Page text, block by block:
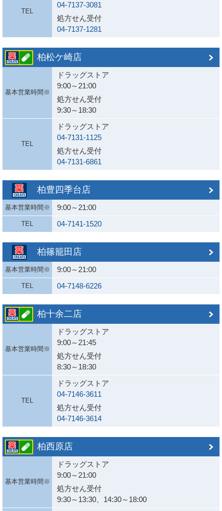
TEL
04-7137-3081
処方せん受付
04-7137-1281
柏松ケ崎店
基本営業時間※
ドラッグストア
9:00～21:00
処方せん受付
9:30～18:30
TEL
ドラッグストア
04-7131-1125
処方せん受付
04-7131-6861
柏豊四季台店
基本営業時間※ 9:00～21:00
TEL 04-7141-1520
柏篠籠田店
基本営業時間※ 9:00～21:00
TEL 04-7148-6226
柏十余二店
基本営業時間※
ドラッグストア
9:00～21:45
処方せん受付
8:30～18:30
TEL
ドラッグストア
04-7146-3611
処方せん受付
04-7146-3614
柏西原店
基本営業時間※
ドラッグストア
9:00～21:00
処方せん受付
9:30～13:30、14:30～18:00